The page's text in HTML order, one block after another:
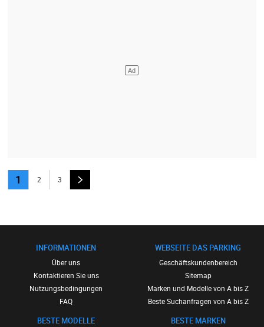
1 2 3
INFORMATIONEN
Über uns
Kontaktieren Sie uns
Nutzungsbedingungen
FAQ
BESTE MODELLE
WEBSEITE DAS PARKING
Geschäftskundenbereich
Sitemap
Marken und Modelle von A bis Z
Beste Suchanfragen von A bis Z
BESTE MARKEN